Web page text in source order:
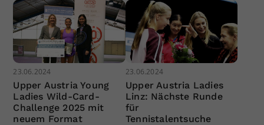
23.06.2024
Upper Austria Young
Ladies Wild-Card-
Challenge 2025 mit
neuem Format
23.06.2024
Upper Austria Ladies
Linz: Nächste Runde
für
Tennistalentsuche